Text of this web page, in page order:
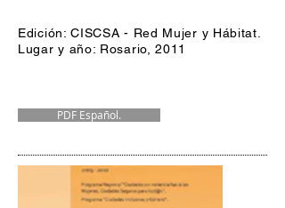
Edición: CISCSA - Red Mujer y Hábitat.
Lugar y año: Rosario, 2011
PDF Español.